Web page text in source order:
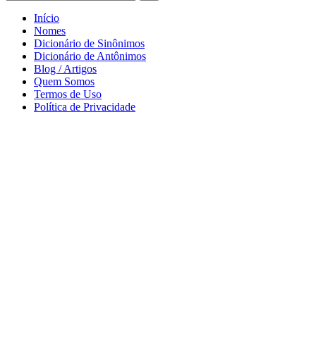
Início
Nomes
Dicionário de Sinônimos
Dicionário de Antônimos
Blog / Artigos
Quem Somos
Termos de Uso
Política de Privacidade